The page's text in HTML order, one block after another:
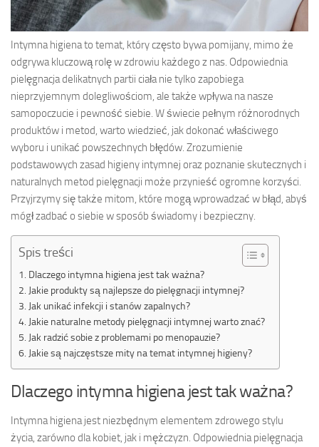
Intymna higiena to temat, który często bywa pomijany, mimo że
odgrywa kluczową rolę w zdrowiu każdego z nas. Odpowiednia
pielęgnacja delikatnych partii ciała nie tylko zapobiega
nieprzyjemnym dolegliwościom, ale także wpływa na nasze
samopoczucie i pewność siebie. W świecie pełnym różnorodnych
produktów i metod, warto wiedzieć, jak dokonać właściwego
wyboru i unikać powszechnych błędów. Zrozumienie
podstawowych zasad higieny intymnej oraz poznanie skutecznych i
naturalnych metod pielęgnacji może przynieść ogromne korzyści.
Przyjrzymy się także mitom, które mogą wprowadzać w błąd, abyś
mógł zadbać o siebie w sposób świadomy i bezpieczny.
Spis treści
Dlaczego intymna higiena jest tak ważna?
Jakie produkty są najlepsze do pielęgnacji intymnej?
Jak unikać infekcji i stanów zapalnych?
Jakie naturalne metody pielęgnacji intymnej warto znać?
Jak radzić sobie z problemami po menopauzie?
Jakie są najczęstsze mity na temat intymnej higieny?
Dlaczego intymna higiena jest tak ważna?
Intymna higiena jest niezbędnym elementem zdrowego stylu
życia, zarówno dla kobiet, jak i mężczyzn. Odpowiednia pielęgnacja